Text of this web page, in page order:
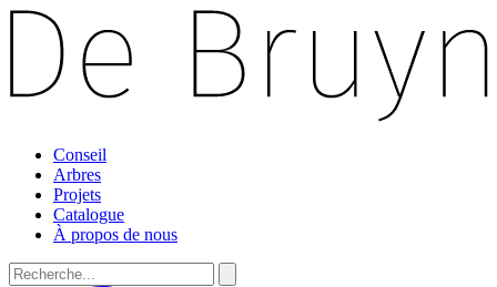
Conseil
Arbres
Projets
Catalogue
À propos de nous